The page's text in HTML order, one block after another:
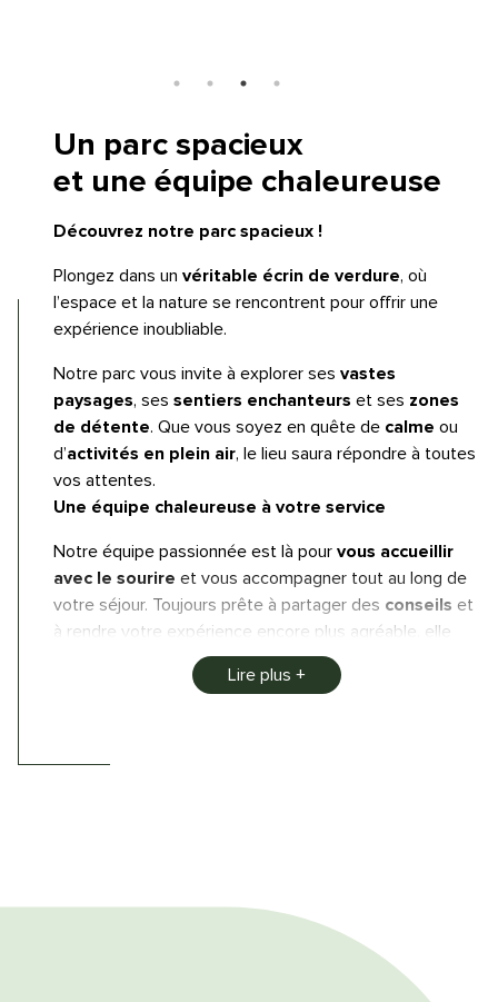
Un parc spacieux
et une équipe chaleureuse
Découvrez notre parc spacieux !
Plongez dans un véritable écrin de verdure, où
l’espace et la nature se rencontrent pour offrir une
expérience inoubliable.
Notre parc vous invite à explorer ses vastes
paysages, ses sentiers enchanteurs et ses zones
de détente. Que vous soyez en quête de calme ou
d’activités en plein air, le lieu saura répondre à toutes
vos attentes.
Lire plus
Une équipe chaleureuse à votre service
Notre équipe passionnée est là pour vous accueillir
avec le sourire et vous accompagner tout au long de
votre séjour. Toujours prête à partager des conseils et
à rendre votre expérience encore plus agréable, elle
s’assure que chaque moment passé chez nous soit
unique et mémorable.
basse saison de 9 h à 12 h et de 15 h à 17 h
haute saison de 9 h à 12 h 30 et de 14 h à